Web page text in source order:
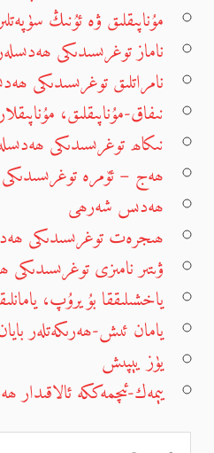
مۇناپىقلىق ۋە ئۇنىڭ
ناماز توغرىسىدىكى
نامراتلىق توغرىسىدىكى
نىفاق-مۇناپىقلىق،
نىكاھ توغرىسىدىكى
ھەج – ئۆمرە
ھەدىس شەرھى
ھىجرەت توغرىسىدىكى
ۋىتىر نامىزى توغرىسىدىكى
ياخشىلىققا بۇيرۇپ،
يامان ئىش-ھەرىكەتلەر
يۈز يېپىش
يېمەك-ئىچمەككە ئالاقىدار